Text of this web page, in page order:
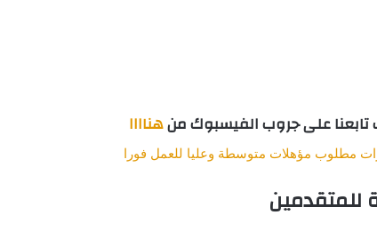
تابعنا على جروب الفيسبوك منهناااا
مطلوب مؤهلات متوسطة وعليا للعمل فورا
للمتقدمين